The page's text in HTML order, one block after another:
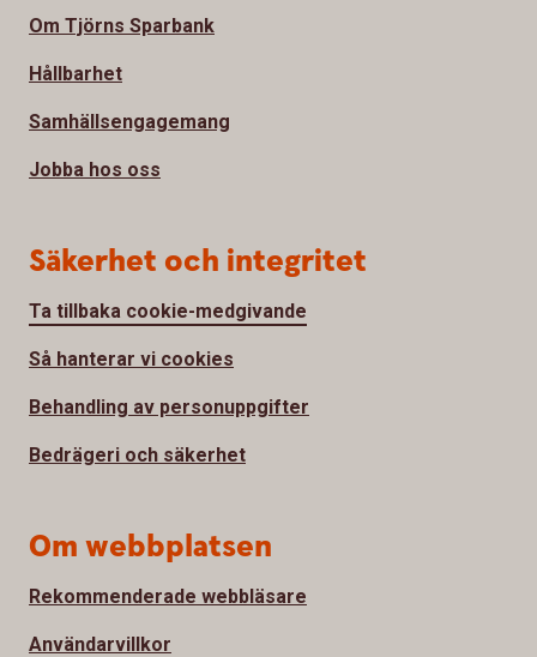
Om Tjörns Sparbank
Hållbarhet
Samhällsengagemang
Jobba hos oss
Säkerhet och integritet
Ta tillbaka cookie-medgivande
Så hanterar vi cookies
Behandling av personuppgifter
Bedrägeri och säkerhet
Om webbplatsen
Rekommenderade webbläsare
Användarvillkor